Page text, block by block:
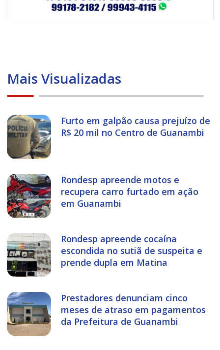
Mais Visualizadas
Furto em galpão causa prejuízo de
R$ 20 mil no Centro de Guanambi
Rondesp apreende motos e
recupera carro furtado em ação
em Guanambi
Rondesp apreende cocaína
escondida no sutiã de suspeita e
prende dupla em Matina
Prestadores denunciam cinco
meses de atraso em pagamentos
da Prefeitura de Guanambi